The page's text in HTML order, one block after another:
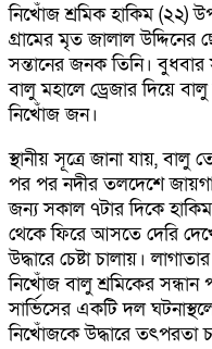
নি‌খোঁজ শ্র‌মিক হা‌কিম (২২)
গ্রা‌মের মৃত জালাল
সন্তানের জনক তি‌নি।
বালু মহালে ড্রেজার দি‌য়ে
নি‌খোঁজ জন।
স্থা‌নীয় সূ‌ত্রে জানা যায়, বালু
পর পর নদীর তল‌দে‌শে
জন্য সকাল ৭টার দিকে
থে‌কে ফিরে আস‌তে দে‌রি
উদ্ধা‌রে চেষ্টা চালায়।
নি‌খোঁজ বালু শ্রমি‌কের
সার্ভি‌সের এক‌টি দল
নি‌খোঁজ‌কে উদ্ধারে তৎপরতা